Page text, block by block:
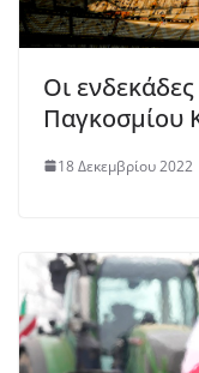
Οι
Παγκοσμίου
18 Δεκεμβρίου 2022